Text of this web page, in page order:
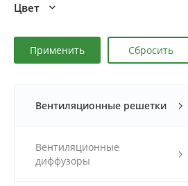
Цвет
Вентиляционные решетки
Вентиляционные
диффузоры